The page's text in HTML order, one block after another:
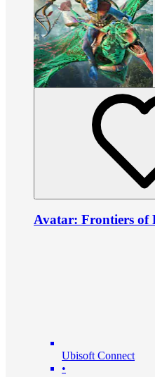
Avatar: Frontiers of
Ubisoft Connect
•